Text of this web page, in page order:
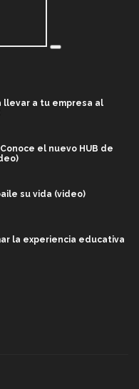
llevar a tu empresa al
el nuevo HUB de
su vida (video)
la experiencia educativa